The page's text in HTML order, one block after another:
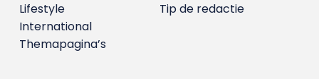
Tip de redactie
Lifestyle
International
Themapagina’s